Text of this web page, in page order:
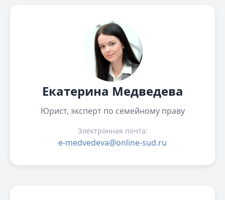
Екатерина Медведева
Юрист, эксперт по семейному праву
Электронная почта:
e-medvedeva@online-sud.ru